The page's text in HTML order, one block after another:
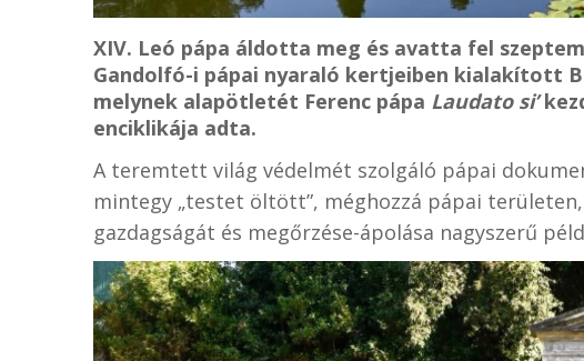
XIV. Leó pápa áldotta meg és avatta fel
Gandolfó-i pápai nyaraló kertjeiben kialakított
melynek alapötletét Ferenc pápa Laudato si’
enciklikája adta.
A teremtett világ védelmét szolgáló pápai
mintegy „testet öltött”, méghozzá pápai
gazdagságát és megőrzése-ápolása nagyszerű